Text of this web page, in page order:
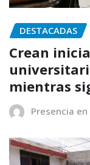
DESTACADAS
Crean
mientras
Presencia en